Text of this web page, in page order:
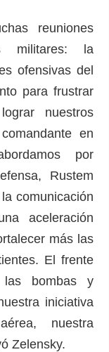
reuniones
militares: la
ofensivas del
para frustrar
nuestros
en
por
Rustem
comunicación
aceleración
más las
El frente
bombas y
iniciativa
nuestra
Zelensky.